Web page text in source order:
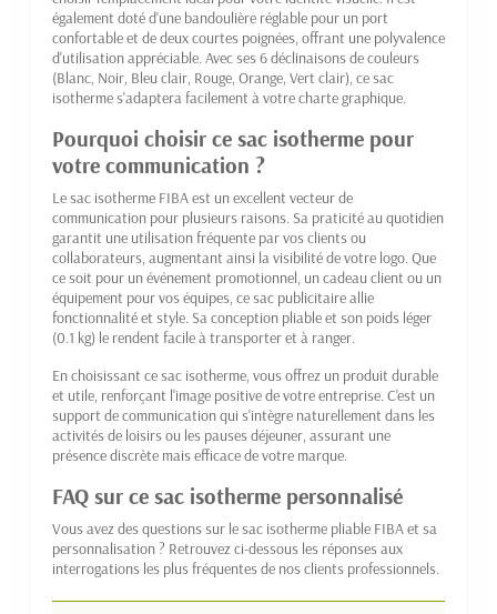
également doté d'une bandoulière réglable pour un port
confortable et de deux courtes poignées, offrant une polyvalence
d'utilisation appréciable. Avec ses 6 déclinaisons de couleurs
(Blanc, Noir, Bleu clair, Rouge, Orange, Vert clair), ce sac
isotherme s'adaptera facilement à votre charte graphique.
Pourquoi choisir ce sac isotherme pour
votre communication ?
Le sac isotherme FIBA est un excellent vecteur de
communication pour plusieurs raisons. Sa praticité au quotidien
garantit une utilisation fréquente par vos clients ou
collaborateurs, augmentant ainsi la visibilité de votre logo. Que
ce soit pour un événement promotionnel, un cadeau client ou un
équipement pour vos équipes, ce sac publicitaire allie
fonctionnalité et style. Sa conception pliable et son poids léger
(0.1 kg) le rendent facile à transporter et à ranger.
En choisissant ce sac isotherme, vous offrez un produit durable
et utile, renforçant l'image positive de votre entreprise. C'est un
support de communication qui s'intègre naturellement dans les
activités de loisirs ou les pauses déjeuner, assurant une
présence discrète mais efficace de votre marque.
FAQ sur ce sac isotherme personnalisé
Vous avez des questions sur le sac isotherme pliable FIBA et sa
personnalisation ? Retrouvez ci-dessous les réponses aux
interrogations les plus fréquentes de nos clients professionnels.